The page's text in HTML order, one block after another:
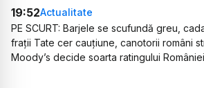
19:52Actualitate
PE SCURT: Barjele se scufundă greu,
frații Tate cer cauțiune, canotorii români
Moody’s decide soarta ratingului României